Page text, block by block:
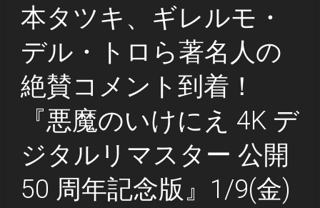
本タツキ、ギレルモ・
デル・トロら著名人の
絶賛コメント到着！
『悪魔のいけにえ 4K デ
ジタルリマスター 公開
50 周年記念版』1/9(金)